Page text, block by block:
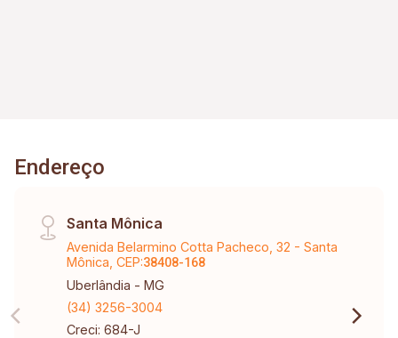
Endereço
Santa Mônica
Avenida Belarmino Cotta Pacheco, 32 - Santa
Mônica, CEP:38408-168
Uberlândia - MG
(34) 3256-3004
Creci: 684-J